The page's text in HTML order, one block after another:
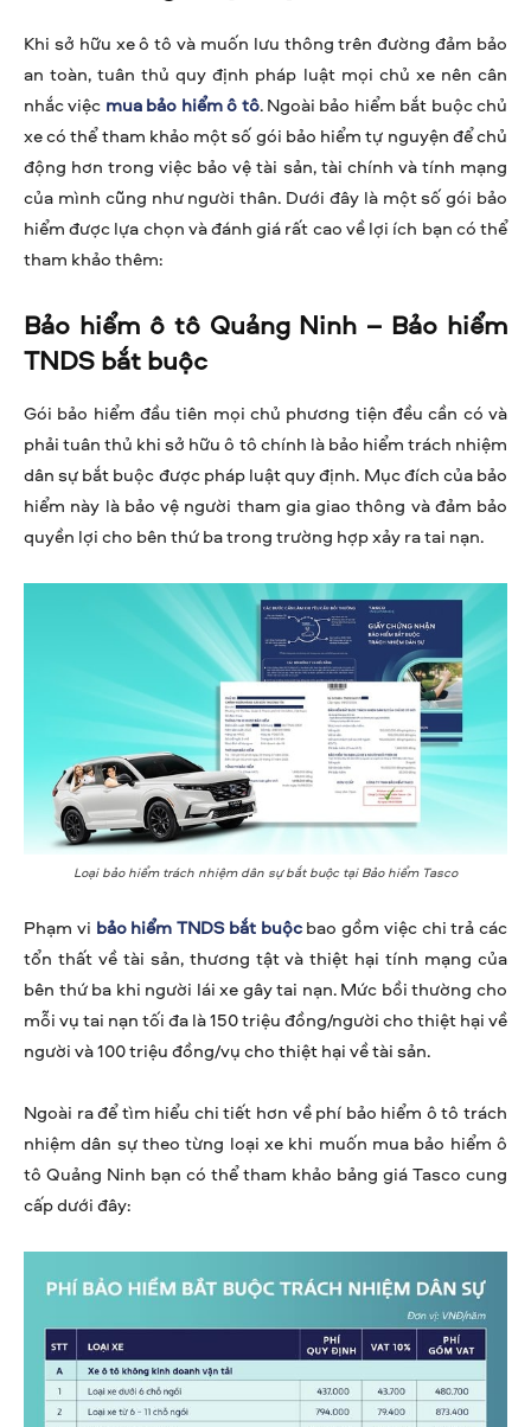
Khi sở hữu xe ô tô và muốn lưu thông trên đường đảm bảo
an toàn, tuân thủ quy định pháp luật mọi chủ xe nên cân
nhắc việc mua bảo hiểm ô tô. Ngoài bảo hiểm bắt buộc chủ
xe có thể tham khảo một số gói bảo hiểm tự nguyện để chủ
động hơn trong việc bảo vệ tài sản, tài chính và tính mạng
của mình cũng như người thân. Dưới đây là một số gói bảo
hiểm được lựa chọn và đánh giá rất cao về lợi ích bạn có thể
tham khảo thêm:
Bảo hiểm ô tô Quảng Ninh – Bảo hiểm
TNDS bắt buộc
Gói bảo hiểm đầu tiên mọi chủ phương tiện đều cần có và
phải tuân thủ khi sở hữu ô tô chính là bảo hiểm trách nhiệm
dân sự bắt buộc được pháp luật quy định. Mục đích của bảo
hiểm này là bảo vệ người tham gia giao thông và đảm bảo
quyền lợi cho bên thứ ba trong trường hợp xảy ra tai nạn.
Loại bảo hiểm trách nhiệm dân sự bắt buộc tại Bảo hiểm Tasco
Phạm vi bảo hiểm TNDS bắt buộcbao gồm việc chi trả các
tổn thất về tài sản, thương tật và thiệt hại tính mạng của
bên thứ ba khi người lái xe gây tai nạn. Mức bồi thường cho
mỗi vụ tai nạn tối đa là 150 triệu đồng/người cho thiệt hại về
người và 100 triệu đồng/vụ cho thiệt hại về tài sản.
Ngoài ra để tìm hiểu chi tiết hơn về phí bảo hiểm ô tô trách
nhiệm dân sự theo từng loại xe khi muốn mua bảo hiểm ô
tô Quảng Ninh bạn có thể tham khảo bảng giá Tasco cung
cấp dưới đây: